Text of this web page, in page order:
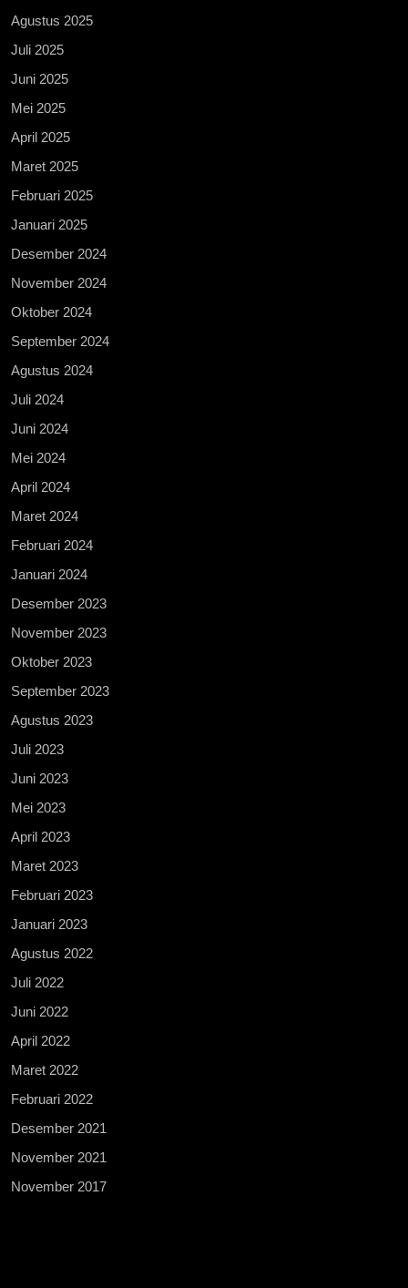
Agustus 2025
Juli 2025
Juni 2025
Mei 2025
April 2025
Maret 2025
Februari 2025
Januari 2025
Desember 2024
November 2024
Oktober 2024
September 2024
Agustus 2024
Juli 2024
Juni 2024
Mei 2024
April 2024
Maret 2024
Februari 2024
Januari 2024
Desember 2023
November 2023
Oktober 2023
September 2023
Agustus 2023
Juli 2023
Juni 2023
Mei 2023
April 2023
Maret 2023
Februari 2023
Januari 2023
Agustus 2022
Juli 2022
Juni 2022
April 2022
Maret 2022
Februari 2022
Desember 2021
November 2021
November 2017